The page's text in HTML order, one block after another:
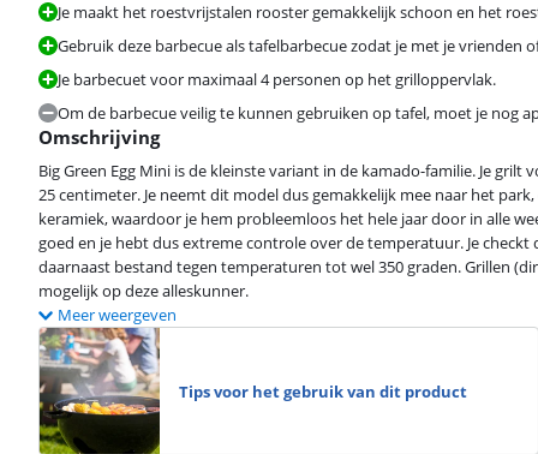
Je maakt het roestvrijstalen rooster gemakkelijk schoon en het
Gebruik deze barbecue als tafelbarbecue zodat je met je vrienden
Je barbecuet voor maximaal 4 personen op het grilloppervlak.
Om de barbecue veilig te kunnen gebruiken op tafel, moet je nog
Omschrijving
Big Green Egg Mini is de kleinste variant in de kamado-familie. Je
25 centimeter. Je neemt dit model dus gemakkelijk mee naar het
keramiek, waardoor je hem probleemloos het hele jaar door in alle
goed en je hebt dus extreme controle over de temperatuur. Je
daarnaast bestand tegen temperaturen tot wel 350 graden. Grillen
mogelijk op deze alleskunner.
Meer weergeven
Tips voor het gebruik van dit product